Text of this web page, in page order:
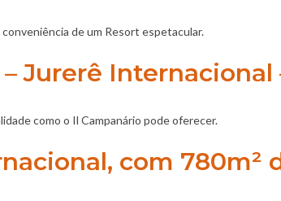
de um Resort espetacular.
Jurerê Internacional
como o Il Campanário pode oferecer.
com 780m²